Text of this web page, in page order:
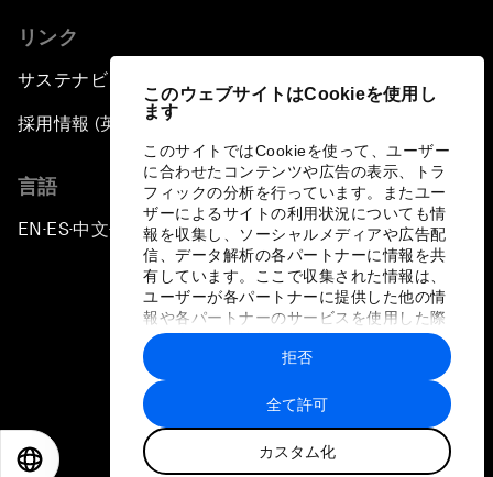
このウェブサイトはCookieを使用し
ます
このサイトではCookieを使って、ユーザー
に合わせたコンテンツや広告の表示、トラ
フィックの分析を行っています。またユー
ザーによるサイトの利用状況についても情
報を収集し、ソーシャルメディアや広告配
信、データ解析の各パートナーに情報を共
有しています。ここで収集された情報は、
ユーザーが各パートナーに提供した他の情
報や各パートナーのサービスを使用した際
に収集された情報と組み合わされ、各パー
トナーによって使用されることがありま
す。
全て許可
カスタム化
拒否
リンク
サステナビリティへの取り組み
採用情報 (英語のみ)
言語
EN ▪ES▪中文▪ 日本語
プライバシーポリシーと利用規約
サイトマップ
©
世界経済フォーラム